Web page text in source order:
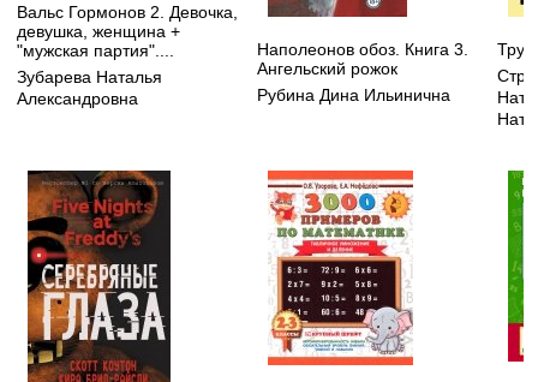
Вальс Гормонов 2. Девочка,
девушка, женщина +
"мужская партия"....
Зубарева Наталья
Александровна
Наполеонов обоз. Книга 3.
Ангельский рожок
Рубина Дина Ильинична